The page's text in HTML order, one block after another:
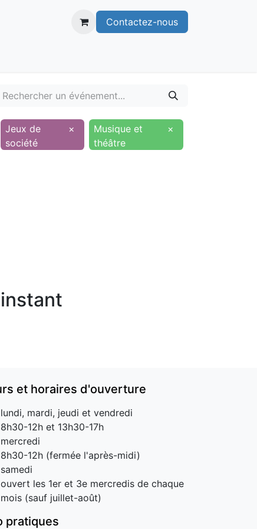
Contactez-nous
Jeux de
société
×
Musique et
théâtre
×
et horaires d'ouverture
lundi, mardi, jeudi et vendredi
8h30-12h et 13h30-17h
mercredi
8h30-12h (fermée l'après-midi)
samedi
ouvert les 1er et 3e mercredis de chaque
mois (sauf juillet-août)
pratiques